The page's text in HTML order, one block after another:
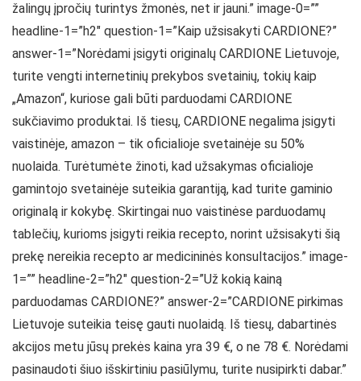
žalingų įpročių turintys žmonės, net ir jauni.” image-0=””
headline-1=”h2″ question-1=”Kaip užsisakyti CARDIONE?”
answer-1=”Norėdami įsigyti originalų CARDIONE Lietuvoje,
turite vengti internetinių prekybos svetainių, tokių kaip
„Amazon“, kuriose gali būti parduodami CARDIONE
sukčiavimo produktai. Iš tiesų, CARDIONE negalima įsigyti
vaistinėje, amazon – tik oficialioje svetainėje su 50%
nuolaida. Turėtumėte žinoti, kad užsakymas oficialioje
gamintojo svetainėje suteikia garantiją, kad turite gaminio
originalą ir kokybę. Skirtingai nuo vaistinėse parduodamų
tablečių, kurioms įsigyti reikia recepto, norint užsisakyti šią
prekę nereikia recepto ar medicininės konsultacijos.” image-
1=”” headline-2=”h2″ question-2=”Už kokią kainą
parduodamas CARDIONE?” answer-2=”CARDIONE pirkimas
Lietuvoje suteikia teisę gauti nuolaidą. Iš tiesų, dabartinės
akcijos metu jūsų prekės kaina yra 39 €, o ne 78 €. Norėdami
pasinaudoti šiuo išskirtiniu pasiūlymu, turite nusipirkti dabar.”